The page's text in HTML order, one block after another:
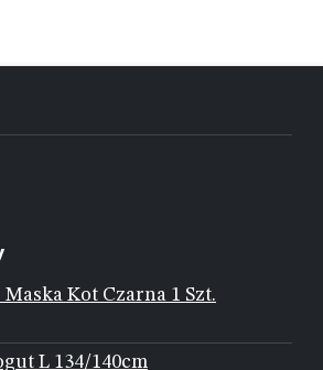
Kot Czarna 1 Szt.
L 134/140cm